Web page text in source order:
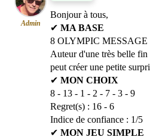
Admin
Bonjour à tous,
✔ MA BASE
8 OLYMPIC MESSAGE
Auteur d'une très belle
peut créer une petite
✔ MON CHOIX
8 - 13 - 1 - 2 - 7 - 3 - 9
Regret(s) : 16 - 6
Indice de confiance : 1/5
✔ MON JEU SIMPLE